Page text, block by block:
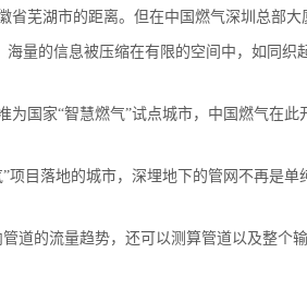
省芜湖市的距离。但在中国燃气深圳总部
量的信息被压缩在有限的空间中，如同织
为国家“智慧燃气”试点城市，中国燃气在
项目落地的城市，深埋地下的管网不再是
道的流量趋势，还可以测算管道以及整个